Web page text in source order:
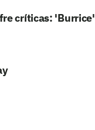
críticas: 'Burrice'